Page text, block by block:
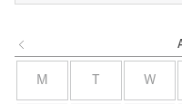
M W